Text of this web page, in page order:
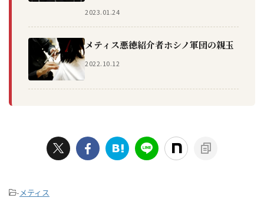
2023.01.24
メティス悪徳紹介者ホシノ軍団の親玉
2022.10.12
-メティス